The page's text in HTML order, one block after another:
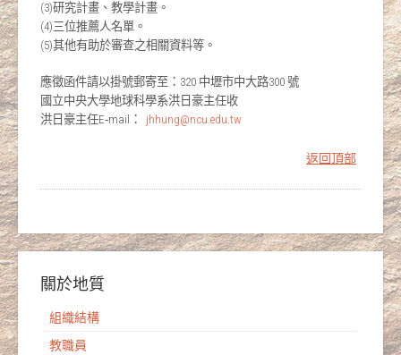
(3)研究計畫、教學計畫。
(4)三位推薦人名單。
(5)其他有助於審查之相關資料等。
應徵函件請以掛號郵寄至：320 中壢市中大路300 號
國立中央大學地球科學系洪日豪主任收
洪日豪主任E‐mail：
jhhung@ncu.edu.tw
返回頂部
關於地質
組織結構
教職員